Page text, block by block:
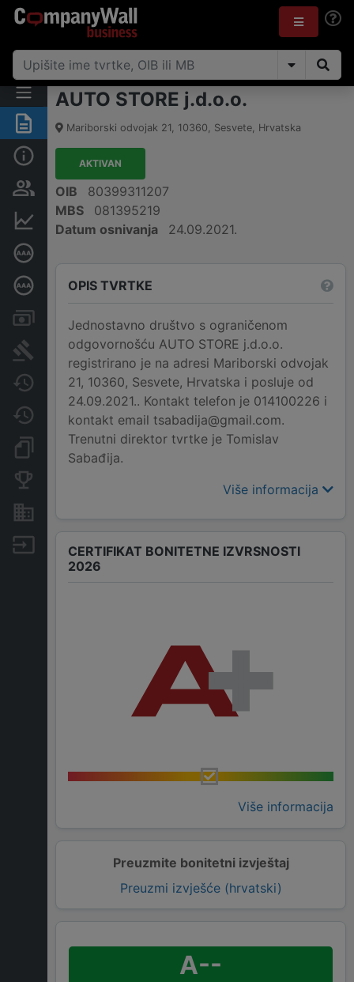
Sažetak
Osobe i vlasništvo
Dubinska bonitetna ocjena
Računi i blokade
Sudske objave
Javne nabavke
Promjene
Dokumenti i objave
Izvoz
AUTO STORE j.d.o.o.
Mariborski odvojak 21, 10360, Sesvete, Hrvatska
AKTIVAN
OIB
80399311207
MBS
081395219
Datum osnivanja
24.09.2021.
OPIS TVRTKE
Jednostavno društvo s ograničenom
odgovornošću AUTO STORE j.d.o.o.
registrirano je na adresi Mariborski odvojak
21, 10360, Sesvete, Hrvatska i posluje od
24.09.2021.. Kontakt telefon je 014100226 i
kontakt email tsabadija@gmail.com.
Trenutni direktor tvrtke je Tomislav
Sabađija.
Više informacija
CERTIFIKAT BONITETNE IZVRSNOSTI
2026
Više informacija
Preuzmite bonitetni izvještaj
Preuzmi izvješće (hrvatski)
A--